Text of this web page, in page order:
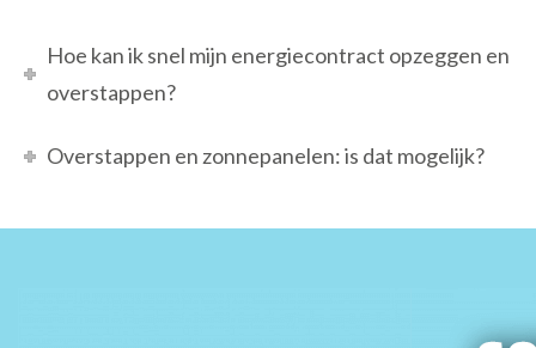
Hoe kan ik snel mijn energiecontract opzeggen en
overstappen?
Overstappen en zonnepanelen: is dat mogelijk?